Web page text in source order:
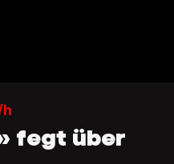
fegt über